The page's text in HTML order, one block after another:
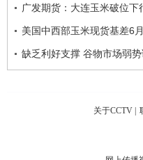
广发期货：大连玉米破位下
美国中西部玉米现货基差6
缺乏利好支撑 谷物市场弱
关于CCTV |